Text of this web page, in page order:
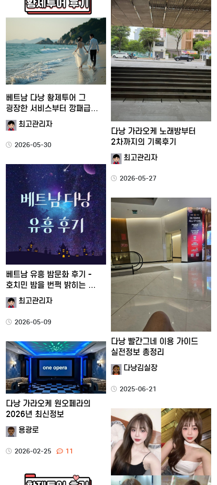
베트남 다낭 황제투어 그
굉장한 서비스부터 깡패급
재미…최고관리자
2026-05-30
다낭 가라오케 노래방부터
2차까지의 기록후기
최고관리자
2026-05-27
베트남 유흥 밤문화 후기 -
호치민 밤을 번쩍 밝히는 …
최고관리자
2026-05-09
다낭 빨간그네 이용 가이드
실전정보 총정리
다낭김실장
2025-06-21
다낭 가라오케 원오페라의
2026년 최신정보
용광로
2026-02-25 11